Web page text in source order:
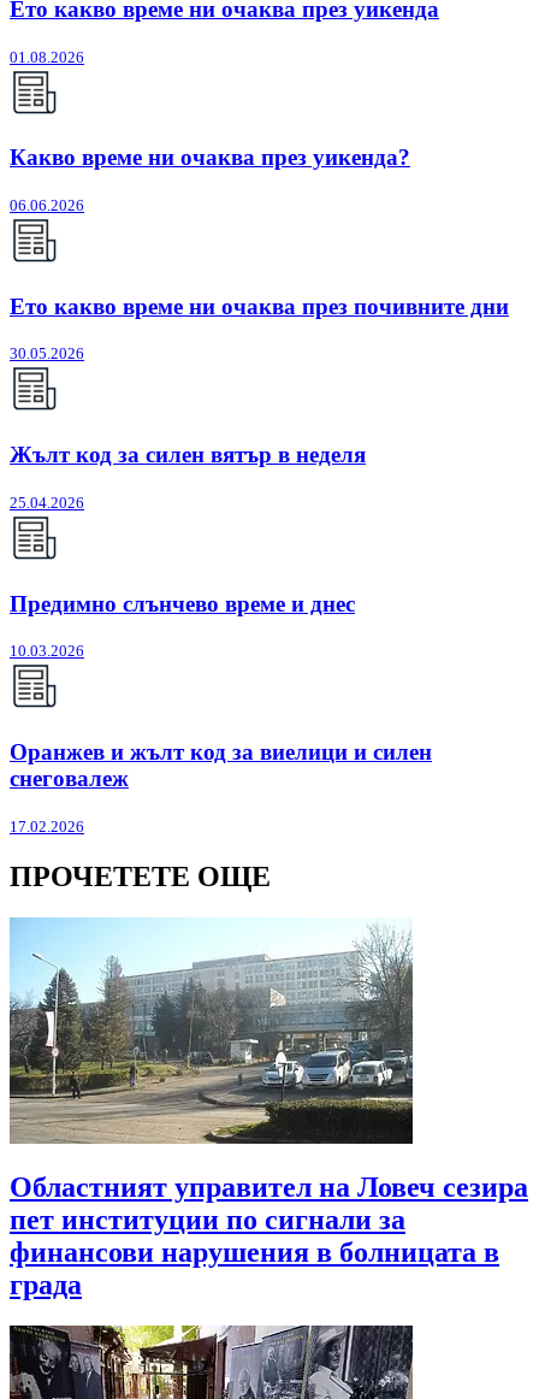
Ето какво време ни очаква през уикенда
01.08.2026
Какво време ни очаква през уикенда?
06.06.2026
Ето какво време ни очаква през почивните дни
30.05.2026
Жълт код за силен вятър в неделя
25.04.2026
Предимно слънчево време и днес
10.03.2026
Оранжев и жълт код за виелици и силен
снеговалеж
17.02.2026
ПРОЧЕТЕТЕ ОЩЕ
Областният управител на Ловеч сезира
пет институции по сигнали за
финансови нарушения в болницата в
града